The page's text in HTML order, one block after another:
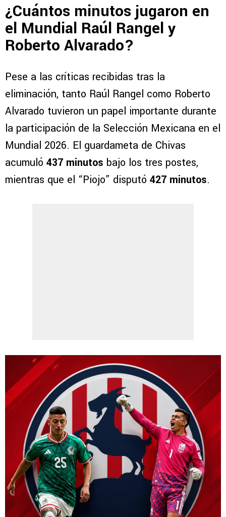
¿Cuántos minutos jugaron en
el Mundial Raúl Rangel y
Roberto Alvarado?
Pese a las críticas recibidas tras la
eliminación, tanto Raúl Rangel como Roberto
Alvarado tuvieron un papel importante durante
la participación de la Selección Mexicana en el
Mundial 2026. El guardameta de Chivas
acumuló 437 minutos bajo los tres postes,
mientras que el “Piojo” disputó 427 minutos.